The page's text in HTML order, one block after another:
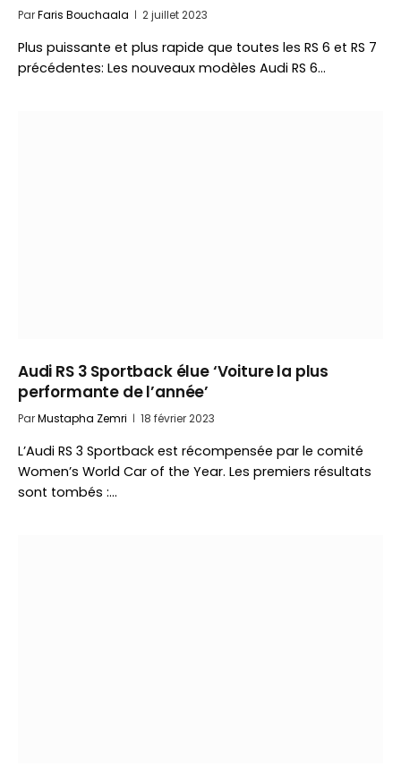
ParFaris Bouchaala 2 juillet 2023
Plus puissante et plus rapide que toutes les RS 6 et RS 7
précédentes: Les nouveaux modèles Audi RS 6…
Audi RS 3 Sportback élue ‘Voiture la plus
performante de l’année’
ParMustapha Zemri 18 février 2023
L’Audi RS 3 Sportback est récompensée par le comité
Women’s World Car of the Year. Les premiers résultats
sont tombés :…